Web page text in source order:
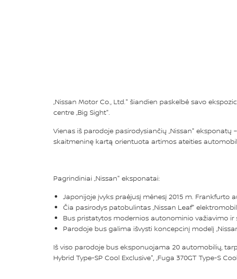
„Nissan Motor Co., Ltd." šiandien paskelbė savo
centre „Big Sight".
Vienas iš parodoje pasirodysiančių „Nissan"
skaitmeninę kartą orientuota artimos ateities
Pagrindiniai „Nissan" eksponatai:
Japonijoje įvyks praėjusį mėnesį 2015 m. Frankfurto
Čia pasirodys patobulintas „Nissan Leaf"
Bus pristatytos modernios autonominio važiavimo
Parodoje bus galima išvysti koncepcinį modelį
Iš viso parodoje bus eksponuojama 20 automobilių, tarp
Hybrid Type-SP Cool Exclusive", „Fuga 370GT Type-S